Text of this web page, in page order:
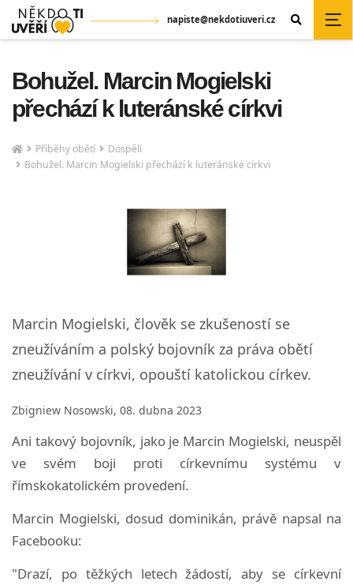
napiste@nekdotiuveri.cz
Bohužel. Marcin Mogielski
přechází k luteránské církvi
Příběhy obětí
Dospělí
Bohužel. Marcin Mogielski přechází k luteránské církvi
Marcin Mogielski, člověk se zkušeností se
zneužíváním a polský bojovník za práva obětí
zneužívání v církvi, opouští katolickou církev.
Zbigniew Nosowski, 08. dubna 2023
Ani takový bojovník, jako je Marcin Mogielski, neuspěl
ve svém boji proti církevnímu systému v
římskokatolickém provedení.
Marcin Mogielski, dosud dominikán, právě napsal na
Facebooku:
"Drazí, po těžkých letech žádostí, aby se církevní